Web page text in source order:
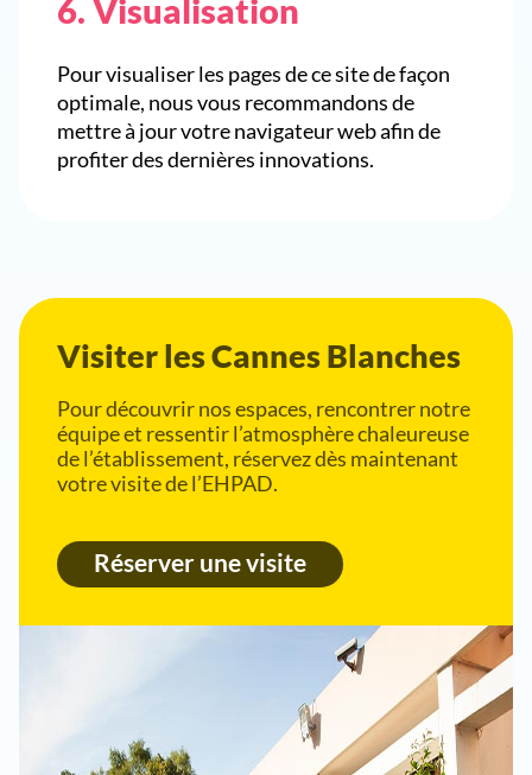
6. Visualisation
Pour visualiser les pages de ce site de façon
optimale, nous vous recommandons de
mettre à jour votre navigateur web afin de
profiter des dernières innovations.
Visiter les Cannes Blanches
Pour découvrir nos espaces, rencontrer notre
équipe et ressentir l’atmosphère chaleureuse
de l’établissement, réservez dès maintenant
votre visite de l’EHPAD.
Réserver une visite